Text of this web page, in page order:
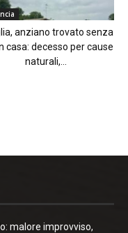
anziano trovato senza
casa: decesso per cause
naturali,...
malore improvviso,